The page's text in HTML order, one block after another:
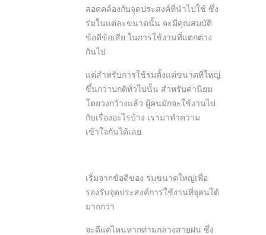
สอดคล้องกับจุดประสงค์ที่นำไปใช้ ซึ่ง
ร่มในแต่ละขนาดนั้น จะมีคุณสมบัติ
ข้อดีข้อเสีย ในการใช้งานที่แตกต่าง
กันไป
แต่สำหรับการใช้ร่มตั้งแต่ขนาดที่ใหญ่
ขึ้นกว่าปกติทั่วไปนั้น สำหรับค่านิยม
โดยวงกว้างแล้ว ผู้คนมักจะใช้งานไป
กับเรื่องอะไรบ้าง เรามาทำความ
เข้าใจกันได้เลย
เริ่มจากข้อดีของ ร่มขนาดใหญ่เพื่อ
รองรับจุดประสงค์การใช้งานที่จุคนได้
มากกว่า
จะดีแค่ไหนหากท่ามกลางสายฝน ซึ่ง